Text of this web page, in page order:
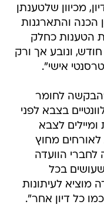
מכיוון שלטענתן
הכנה והתארגנות
הטענות כחלק
ונובע אך ורק
אישי".
"הבקשה לחומר
בצבא לפני
לצבא
לאורחים מחוץ
לחברי הוועדה
בכל
מוציא לעיתונות
כל דיון אחר".